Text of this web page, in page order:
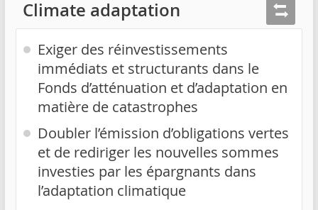
Climate adaptation
Exiger des réinvestissements
immédiats et structurants dans le
Fonds d’atténuation et d’adaptation en
matière de catastrophes
Doubler l’émission d’obligations vertes
et de rediriger les nouvelles sommes
investies par les épargnants dans
l’adaptation climatique